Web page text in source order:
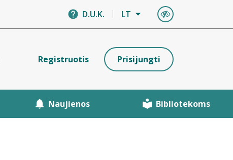
D.U.K. LT
Registruotis Prisijungti
Naujienos Bibliotekoms